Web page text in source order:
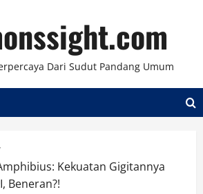
Dari Sudut Pandang Umum
Kekuatan Gigitannya
Beneran?!